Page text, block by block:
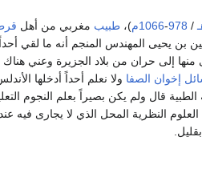
/
978
-1066م )، طبيب مغربي من أهل
بن يحيى المهندس المنجم أنه ما لقي
منها إلى حران من بلاد الجزيرة وعني
إخوان الصفا ولا نعلم أحداً أدخلها
قال ولم يكن بصيراً بعلم النجوم
النظرية المحل الذي لا يجارى فيه